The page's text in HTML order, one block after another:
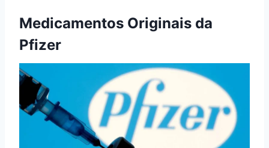
Medicamentos Originais da
Pfizer